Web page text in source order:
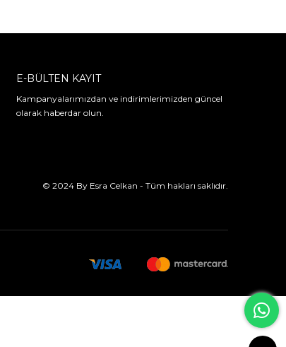
E-BÜLTEN KAYIT
Kampanyalarımızdan ve indirimlerimizden güncel
olarak haberdar olun.
© 2024 By Esra Celkan - Tüm hakları saklıdır.